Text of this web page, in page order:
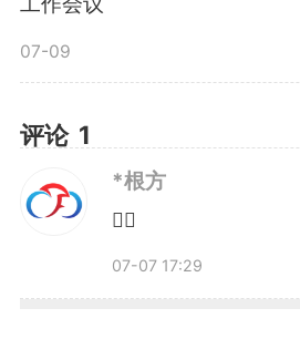
暴雨天气
07-09
评论 1
*根方
👍🏻
07-07 17:29